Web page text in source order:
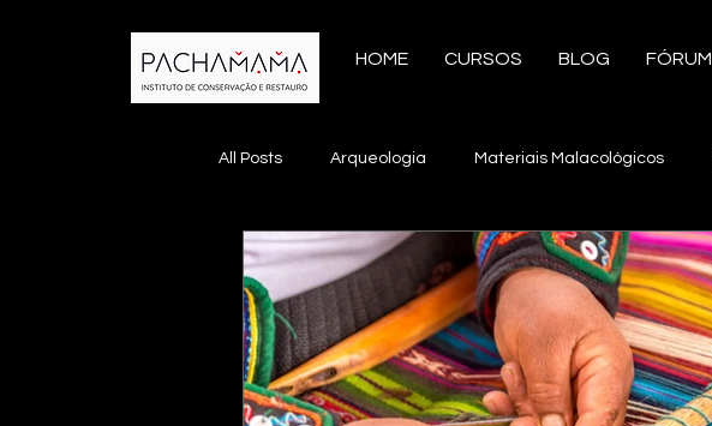
HOME CURSOS BLOG FÓRUM
All Posts Arqueologia Materiais Malacológicos
Conservação Preventiva Conservação e Restauro
Inteligência Artificial Manejo Integrado de Pragas